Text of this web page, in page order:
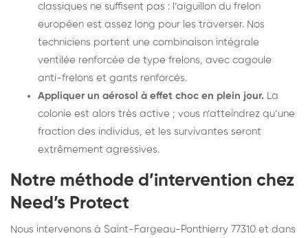
classiques ne suffisent pas : l’aiguillon du frelon
européen est assez long pour les traverser. Nos
techniciens portent une combinaison intégrale
ventilée renforcée de type frelons, avec cagoule
anti-frelons et gants renforcés.
Appliquer un aérosol à effet choc en plein jour. La
colonie est alors très active ; vous n’atteindrez qu’une
fraction des individus, et les survivantes seront
extrêmement agressives.
Notre méthode d’intervention chez
Need’s Protect
Nous intervenons à Saint-Fargeau-Ponthierry 77310 et dans